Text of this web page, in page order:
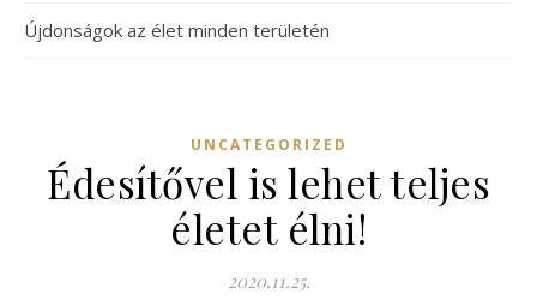
Újdonságok az élet minden területén
UNCATEGORIZED
Édesítővel is lehet teljes
életet élni!
2020.11.25.